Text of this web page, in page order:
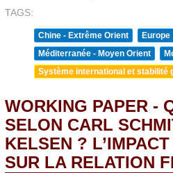
TAGS:
Chine - Extrême Orient
Europe
Méditerranée - Moyen Orient
Système international et stabilité
WORKING PAPER -
SELON CARL
KELSEN ?
SUR LA RELATION